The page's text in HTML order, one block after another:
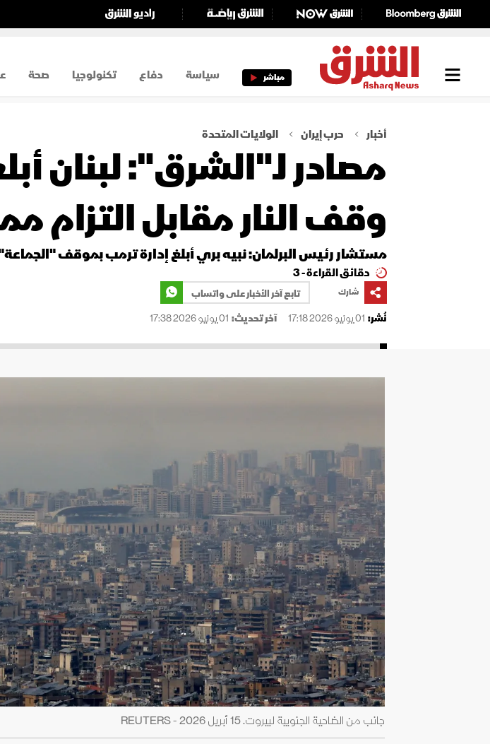
مباشر سياسة دفاع تكنولوجيا صحة
أخبار حرب إيران الولايات المتحدة
مصادر لـ"الشرق": لبنان
وقف النار مقابل التزام
مستشار رئيس البرلمان: نبيه بري أبلغ إدارة ترمب بموقف
دقائق القراءة - 3
شارك
تابع آخر الأخبار على واتساب
نُشر: 01 يونيو 2026 17:18 آخر تحديث: 01 يونيو 2026 17:38
جانب من الضاحية الجنوبية لبيروت. 15 أبريل 2026 - REUTERS